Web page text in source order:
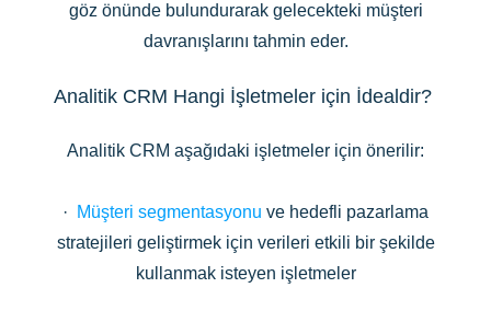
göz önünde bulundurarak gelecekteki müşteri
davranışlarını tahmin eder.
Analitik CRM Hangi İşletmeler için İdealdir?
Analitik CRM aşağıdaki işletmeler için önerilir:
· Müşteri segmentasyonu ve hedefli pazarlama
stratejileri geliştirmek için verileri etkili bir şekilde
kullanmak isteyen işletmeler